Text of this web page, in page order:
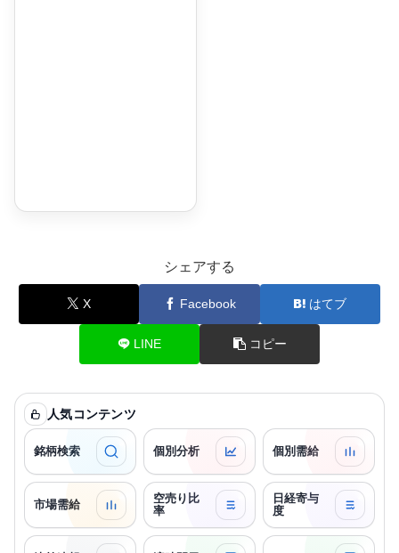
シェアする
X Facebook はてブ
LINE コピー
人気コンテンツ
銘柄検索 個別分析 個別需給
市場需給
空売り比
率
日経寄与
度